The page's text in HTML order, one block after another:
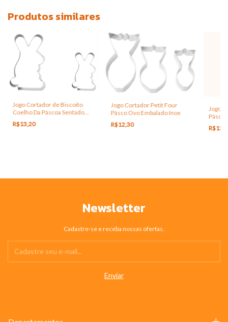
Produtos similares
Jogo Cortador de Biscoito
Coelho Da Páscoa Sentado
com 2 Peças Inox
R$13,20
Jogo Cortador Petit Four
Pásco Ovo Embalado Inox
R$12,30
Jogo
Newsletter
Cadastre-se e receba nossas ofertas.